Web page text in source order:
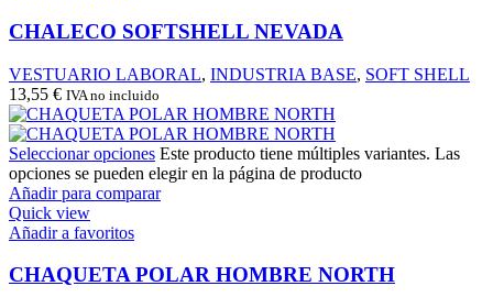
CHALECO SOFTSHELL NEVADA
VESTUARIO LABORAL, INDUSTRIA BASE, SOFT SHELL
13,55 € IVA no incluido
Seleccionar opciones Este producto tiene múltiples variantes. Las
opciones se pueden elegir en la página de producto
Añadir para comparar
Quick view
Añadir a favoritos
CHAQUETA POLAR HOMBRE NORTH